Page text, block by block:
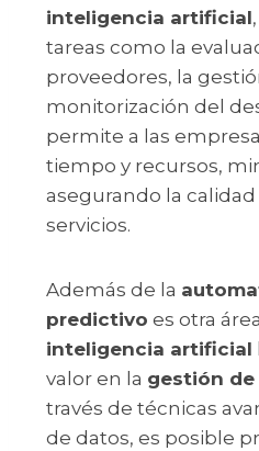
inteligencia artificial
tareas como la
proveedores, la
monitorización del
permite a las
tiempo y recursos,
asegurando la
servicios.
Además de la
predictivo es otra
inteligencia artificial
valor en la gestión de
través de técnicas
de datos, es posible